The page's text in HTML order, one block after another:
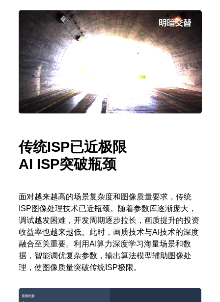
传统ISP已近极限
AI ISP突破瓶颈
面对越来越高的场景复杂度和图像质量要求，传统
ISP图像处理技术已近瓶颈。随着参数库逐渐庞大，
调试越发困难，开发周期逐步拉长，画质提升的投资
收益率也越来越低。此时，画质技术与AI技术的深度
融合至关重要。利用AI算力深度学习海量场景和数
据，智能调优复杂参数，输出算法模型辅助图像处
理，使图像质量突破传统ISP极限。